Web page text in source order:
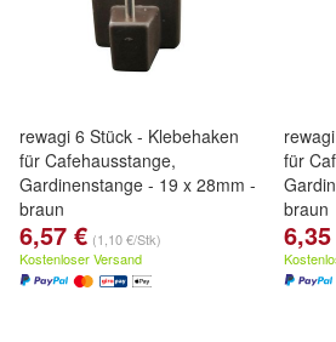
rewagi 6 Stück - Klebehaken
für Cafehausstange,
Gardinenstange - 19 x 28mm -
braun
6,57 € (1,10 €/Stk)
Kostenloser Versand
für
braun